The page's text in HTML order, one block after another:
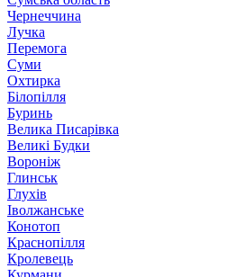
Чернеччина
Лучка
Перемога
Суми
Охтирка
Білопілля
Буринь
Велика Писарівка
Великі Будки
Вороніж
Глинськ
Глухів
Іволжанське
Конотоп
Краснопілля
Кролевець